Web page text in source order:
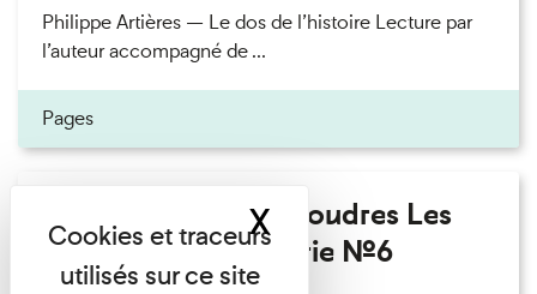
Philippe Artières — Le dos de l’histoire Lecture par
l’auteur accompagné de ...
Pages
Fanny Taillandier - Foudres Les
Invités de l’Imprimerie n°6
XMasquer le